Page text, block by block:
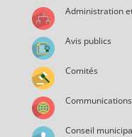
Administration
Avis publics
Comités
Conseil